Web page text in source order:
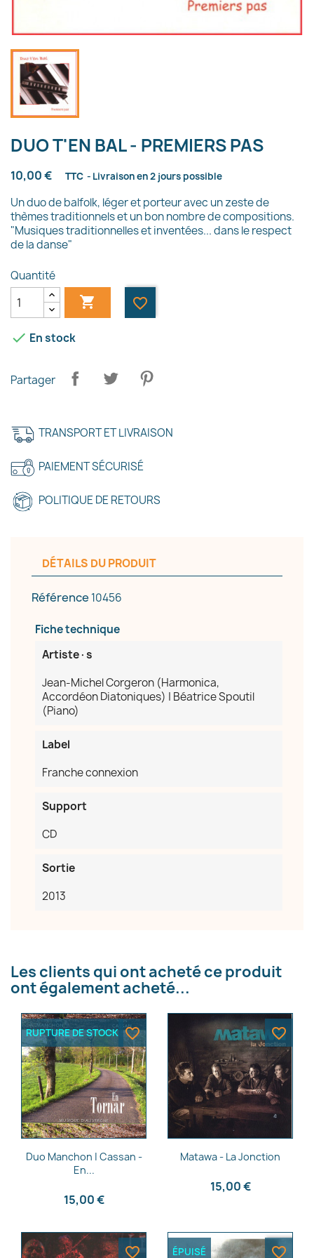
DUO T'EN BAL - PREMIERS PAS
10,00 € TTC Livraison en 2 jours possible
Un duo de balfolk, léger et porteur avec un zeste de
thèmes traditionnels et un bon nombre de compositions.
"Musiques traditionnelles et inventées... dans le respect
de la danse"
Quantité
 favorite_border
 En stock
Partager
TRANSPORT ET LIVRAISON
PAIEMENT SÉCURISÉ
POLITIQUE DE RETOURS
DÉTAILS DU PRODUIT
Référence 10456
Fiche technique
Artiste·s
Jean-Michel Corgeron (Harmonica,
Accordéon Diatoniques) | Béatrice Spoutil
(Piano)
Label
Franche connexion
Support
CD
Sortie
2013
Les clients qui ont acheté ce produit
ont également acheté...
Aperçu rapide
Duo Manchon | Cassan -
En...
15,00 €
RUPTURE DE STOCK favorite_border
Aperçu rapide
Matawa - La Jonction
15,00 €
favorite_border
favorite_border ÉPUISÉ favorite_border
Créer une liste d'envies ×
Nom de la liste d'envies
Annuler Créer une liste d'envies